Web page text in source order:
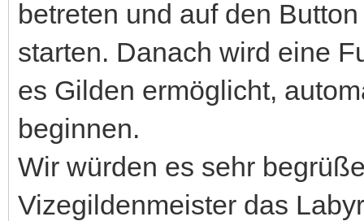
betreten und auf den
starten. Danach wird eine
es Gilden ermöglicht,
beginnen.
Wir würden es sehr
Vizegildenmeister das